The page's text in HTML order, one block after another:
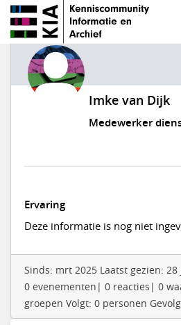
Imke van Dijk
Medewerker
Ervaring
Deze informatie is nog niet
Sinds: mrt 2025 Laatst gezien:
0 evenementen| 0 reacties| 0
groepen Volgt: 0 personen